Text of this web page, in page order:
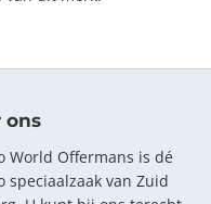
ons
World Offermans is dé
speciaalzaak van Zuid